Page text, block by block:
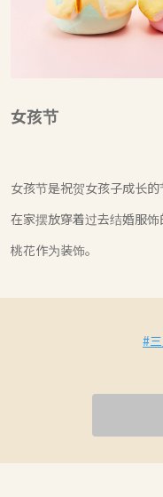
女孩节
女孩节是祝贺女孩子成长的
在家摆放穿着过去结婚服饰
桃花作为装饰。
#